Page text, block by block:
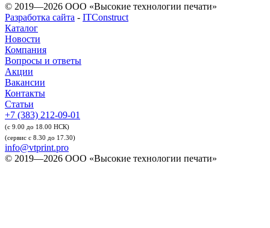
© 2019—2026 ООО «Высокие технологии печати»
Разработка сайта - ITConstruct
Каталог
Новости
Компания
Вопросы и ответы
Акции
Вакансии
Контакты
Статьи
+7 (383) 212-09-01
(с 9.00 до 18.00 НСК)
(сервис с 8.30 до 17.30)
info@vtprint.pro
© 2019—2026 ООО «Высокие технологии печати»